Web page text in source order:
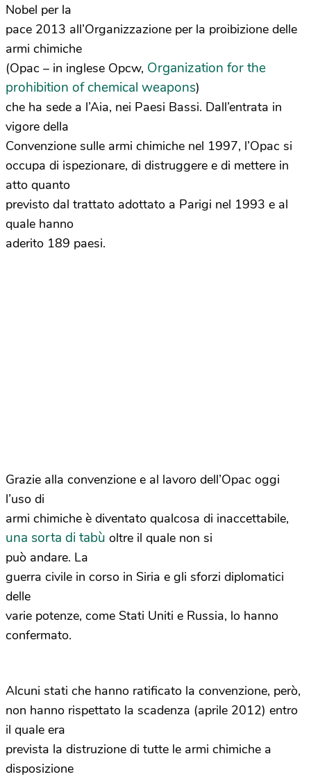
Nobel per la
pace 2013 all’Organizzazione per la proibizione delle
armi chimiche
(Opac – in inglese Opcw, Organization for the
prohibition of chemical weapons)
che ha sede a l’Aia, nei Paesi Bassi. Dall’entrata in
vigore della
Convenzione sulle armi chimiche nel 1997, l’Opac si
occupa di ispezionare, di distruggere e di mettere in
atto quanto
previsto dal trattato adottato a Parigi nel 1993 e al
quale hanno
aderito 189 paesi.
Grazie alla convenzione e al lavoro dell’Opac oggi
l’uso di
armi chimiche è diventato qualcosa di inaccettabile,
una sorta di tabù oltre il quale non si
può andare. La
guerra civile in corso in Siria e gli sforzi diplomatici
delle
varie potenze, come Stati Uniti e Russia, lo hanno
confermato.
Alcuni stati che hanno ratificato la convenzione, però,
non hanno rispettato la scadenza (aprile 2012) entro
il quale era
prevista la distruzione di tutte le armi chimiche a
disposizione